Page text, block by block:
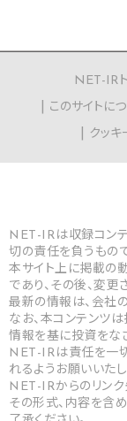
NET-IR
このサイトに
クッキ
NET-IRは収録コンテ
切の責任を負うもの
本サイト上に掲載の
であり、その後、変
最新の情報は、会社
なお、本コンテンツ
情報を基に投資をな
NET-IRは責任を一
れるようお願いいたし
NET-IRからのリン
その形式、内容を含